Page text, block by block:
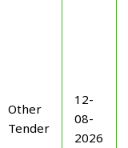
Other
Tender
12-
08-
2026